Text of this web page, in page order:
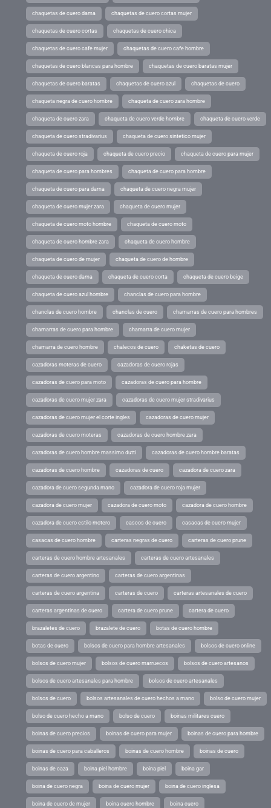
chaquetas de cuero dama chaquetas de cuero cortas mujer
chaquetas de cuero cortas chaquetas de cuero chica
chaquetas de cuero cafe mujer chaquetas de cuero cafe hombre
chaquetas de cuero blancas para hombre chaquetas de cuero baratas mujer
chaquetas de cuero baratas chaquetas de cuero azul chaquetas de cuero
chaqueta negra de cuero hombre chaqueta de cuero zara hombre
chaqueta de cuero zara chaqueta de cuero verde hombre chaqueta de cuero verde
chaqueta de cuero stradivarius chaqueta de cuero sintetico mujer
chaqueta de cuero roja chaqueta de cuero precio chaqueta de cuero para mujer
chaqueta de cuero para hombres chaqueta de cuero para hombre
chaqueta de cuero para dama chaqueta de cuero negra mujer
chaqueta de cuero mujer zara chaqueta de cuero mujer
chaqueta de cuero moto hombre chaqueta de cuero moto
chaqueta de cuero hombre zara chaqueta de cuero hombre
chaqueta de cuero de mujer chaqueta de cuero de hombre
chaqueta de cuero dama chaqueta de cuero corta chaqueta de cuero beige
chaqueta de cuero azul hombre chanclas de cuero para hombre
chanclas de cuero hombre chanclas de cuero chamarras de cuero para hombres
chamarras de cuero para hombre chamarra de cuero mujer
chamarra de cuero hombre chalecos de cuero chaketas de cuero
cazadoras moteras de cuero cazadoras de cuero rojas
cazadoras de cuero para moto cazadoras de cuero para hombre
cazadoras de cuero mujer zara cazadoras de cuero mujer stradivarius
cazadoras de cuero mujer el corte ingles cazadoras de cuero mujer
cazadoras de cuero moteras cazadoras de cuero hombre zara
cazadoras de cuero hombre massimo dutti cazadoras de cuero hombre baratas
cazadoras de cuero hombre cazadoras de cuero cazadora de cuero zara
cazadora de cuero segunda mano cazadora de cuero roja mujer
cazadora de cuero mujer cazadora de cuero moto cazadora de cuero hombre
cazadora de cuero estilo motero cascos de cuero casacas de cuero mujer
casacas de cuero hombre carteras negras de cuero carteras de cuero prune
carteras de cuero hombre artesanales carteras de cuero artesanales
carteras de cuero argentino carteras de cuero argentinas
carteras de cuero argentina carteras de cuero carteras artesanales de cuero
carteras argentinas de cuero cartera de cuero prune cartera de cuero
brazaletes de cuero brazalete de cuero botas de cuero hombre
botas de cuero bolsos de cuero para hombre artesanales bolsos de cuero online
bolsos de cuero mujer bolsos de cuero marruecos bolsos de cuero artesanos
bolsos de cuero artesanales para hombre bolsos de cuero artesanales
bolsos de cuero bolsos artesanales de cuero hechos a mano bolso de cuero mujer
bolso de cuero hecho a mano bolso de cuero boinas militares cuero
boinas de cuero precios boinas de cuero para mujer boinas de cuero para hombre
boinas de cuero para caballeros boinas de cuero hombre boinas de cuero
boinas de caza boina piel hombre boina piel boina gar
boina de cuero negra boina de cuero mujer boina de cuero inglesa
boina de cuero de mujer boina cuero hombre boina cuero